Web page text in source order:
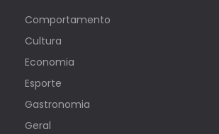
Comportamento
Cultura
Economia
Esporte
Gastronomia
Geral